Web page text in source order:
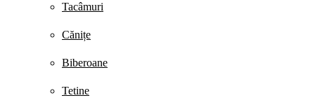
Tacâmuri
Cănițe
Biberoane
Tetine